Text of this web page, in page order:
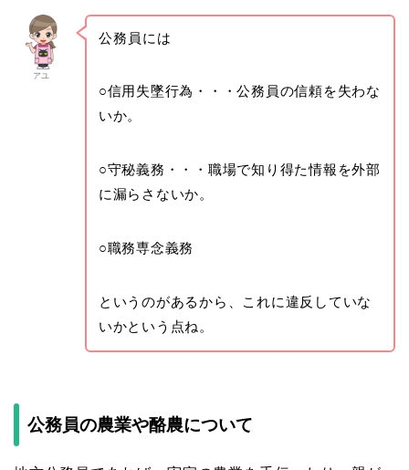
アユ
公務員には
○信用失墜行為・・・公務員の信頼を失わな
いか。
○守秘義務・・・職場で知り得た情報を外部
に漏らさないか。
○職務専念義務
というのがあるから、これに違反していな
いかという点ね。
公務員の農業や酪農について